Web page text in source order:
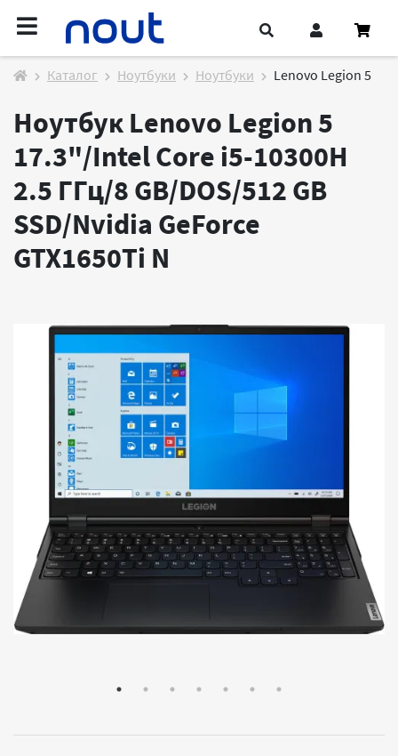
Каталог Ноутбуки Ноутбуки Lenovo Legion 5
Ноутбук Lenovo Legion 5
17.3"/Intel Core i5-10300H
2.5 ГГц/8 GB/DOS/512 GB
SSD/Nvidia GeForce
GTX1650Ti N